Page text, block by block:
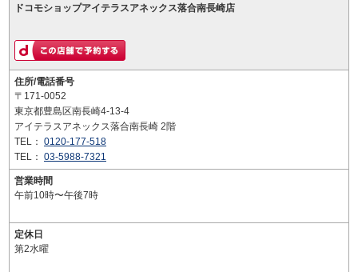
ドコモショップアイテラスアネックス落合南長崎店
住所/電話番号
〒171-0052
東京都豊島区南長崎4-13-4
アイテラスアネックス落合南長崎 2階
TEL： 0120-177-518
TEL： 03-5988-7321
営業時間
午前10時〜午後7時
定休日
第2水曜